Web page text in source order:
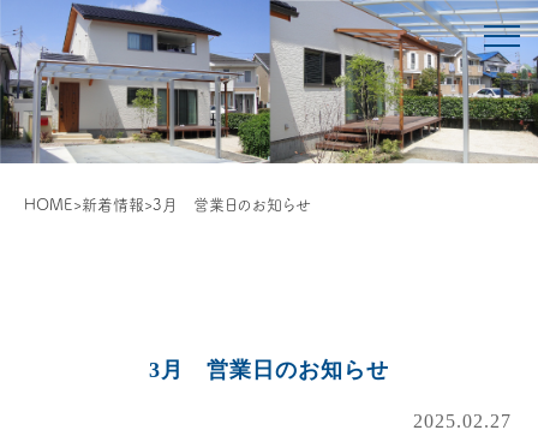
HOME>新着情報>3月 営業日のお知らせ
3月 営業日のお知らせ
2025.02.27